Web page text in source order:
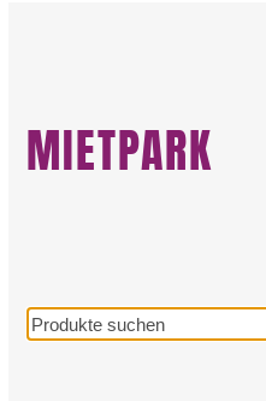
MIETPARK
Produkte
suchen